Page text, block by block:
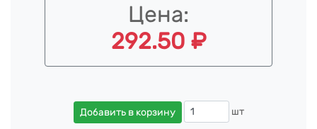
Цена:
292.50 ₽
Добавить в корзину шт